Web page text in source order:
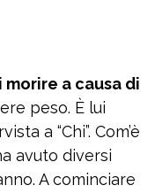
a causa di
peso. È lui
a “Chi”. Com’è
avuto diversi
A cominciare